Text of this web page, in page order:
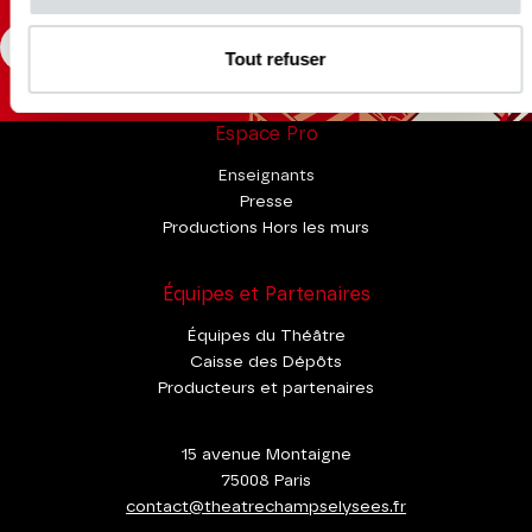
Tout refuser
Espace Pro
Enseignants
Presse
Productions Hors les murs
Équipes et Partenaires
Équipes du Théâtre
Caisse des Dépôts
Producteurs et partenaires
15 avenue Montaigne
75008 Paris
contact@theatrechampselysees.fr